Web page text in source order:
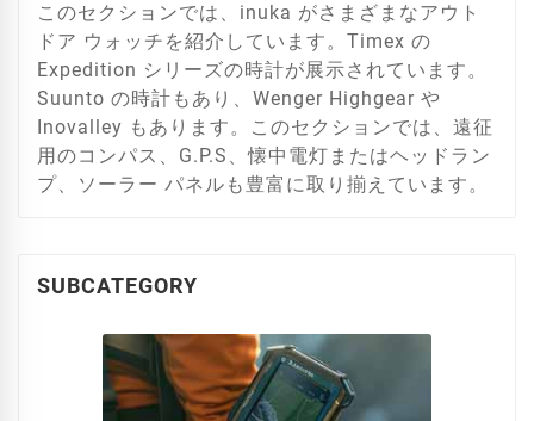
このセクションでは、inuka がさまざまなアウト
ドア ウォッチを紹介しています。Timex の
Expedition シリーズの時計が展示されています。
Suunto の時計もあり、Wenger Highgear や
Inovalley もあります。このセクションでは、遠征
用のコンパス、G.P.S、懐中電灯またはヘッドラン
プ、ソーラー パネルも豊富に取り揃えています。
SUBCATEGORY